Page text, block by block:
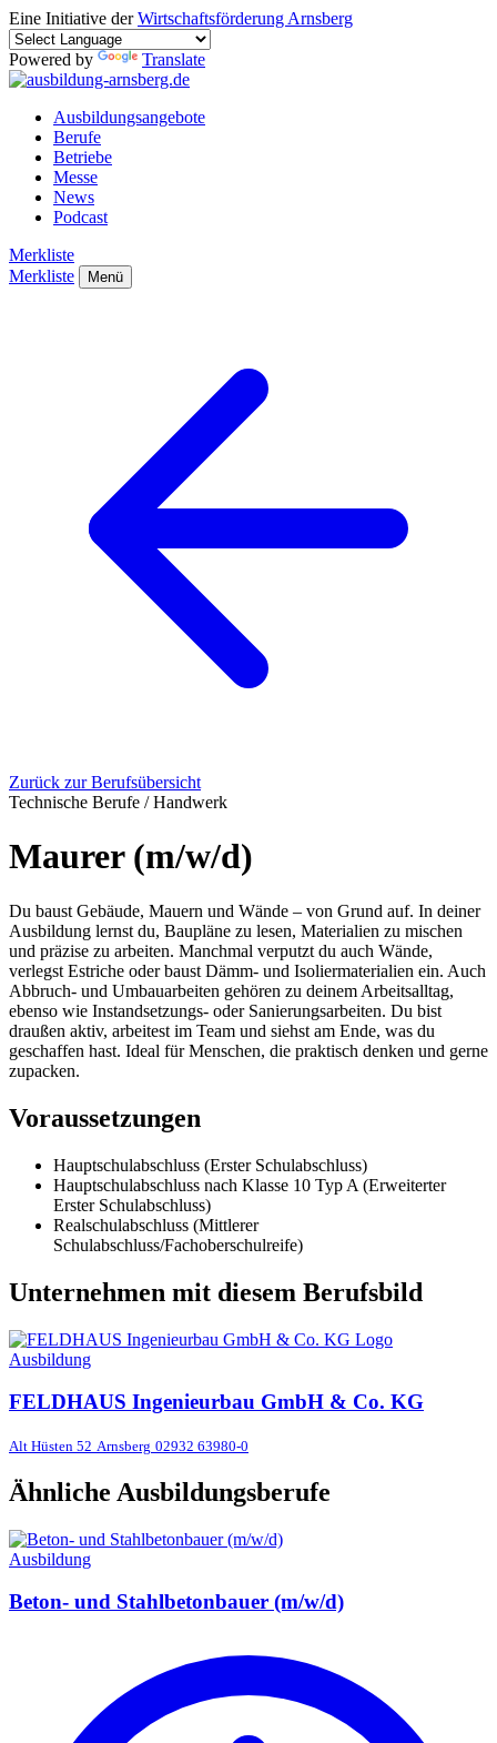
Eine Initiative derWirtschaftsförderung Arnsberg
Powered by Translate
Ausbildungsangebote
Berufe
Betriebe
Messe
News
Podcast
Merkliste
Merkliste
Menü
Zurück zur Berufsübersicht
Technische Berufe / Handwerk
Maurer (m/w/d)
Du baust Gebäude, Mauern und Wände – von Grund auf. In deiner
Ausbildung lernst du, Baupläne zu lesen, Materialien zu mischen
und präzise zu arbeiten. Manchmal verputzt du auch Wände,
verlegst Estriche oder baust Dämm- und Isoliermaterialien ein. Auch
Abbruch- und Umbauarbeiten gehören zu deinem Arbeitsalltag,
ebenso wie Instandsetzungs- oder Sanierungsarbeiten. Du bist
draußen aktiv, arbeitest im Team und siehst am Ende, was du
geschaffen hast. Ideal für Menschen, die praktisch denken und gerne
zupacken.
Voraussetzungen
Hauptschulabschluss (Erster Schulabschluss)
Hauptschulabschluss nach Klasse 10 Typ A (Erweiterter
Erster Schulabschluss)
Realschulabschluss (Mittlerer
Schulabschluss/Fachoberschulreife)
Unternehmen mit diesem Berufsbild
Ausbildung
FELDHAUS Ingenieurbau GmbH & Co. KG
Alt Hüsten 52 Arnsberg 02932 63980-0
Ähnliche Ausbildungsberufe
Ausbildung
Beton- und Stahlbetonbauer (m/w/d)